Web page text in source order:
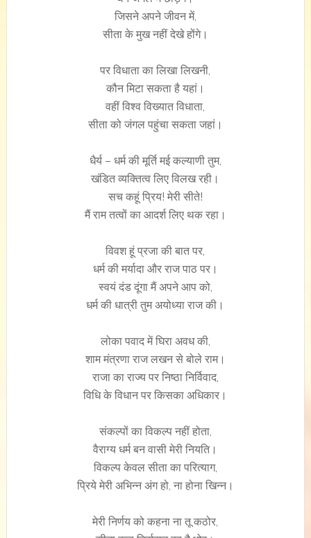
जिसने अपने जीवन में,
सीता के मुख नहीं देखे होंगे।
पर विधाता का लिखा लिखनी,
कौन मिटा सकता है यहां।
वहीं विश्व विख्यात विधाता,
सीता को जंगल पहुंचा सकता जहां।
धैर्य – धर्म की मूर्ति मई कल्याणी तुम,
खंडित व्यक्तित्व लिए विलख रही।
सच कहूं प्रिय! मेरी सीते!
मैं राम तत्वों का आदर्श लिए थक रहा।
विवश हूं प्रजा की बात पर,
धर्म की मर्यादा और राज पाठ पर।
स्वयं दंड दूंगा मैं अपने आप को,
धर्म की धात्री तुम अयोध्या राज की।
लोका पवाद में घिरा अवध की,
शाम मंत्रणा राज लखन से बोले राम।
राजा का राज्य पर निष्ठा निर्विवाद,
विधि के विधान पर किसका अधिकार।
संकल्पों का विकल्प नहीं होता,
वैराग्य धर्म बन वासी मेरी नियति।
विकल्प केवल सीता का परित्याग,
प्रिये मेरी अभिन्न अंग हो, ना होना खिन्न।
मेरी निर्णय को कहना ना तू कठोर,